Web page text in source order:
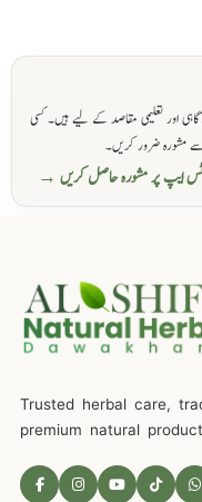
اور تعلیمی مقاصد کے لیے ہیں۔ کسی
سے مشورہ ضرور کریں۔
ایپ پر مشورہ حاصل کریں →
Trusted herbal care,
premium natural